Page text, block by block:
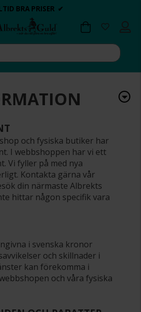
BRA PRISER ✔
DAGS ATT POPPA?
MED KLARNA ✔
BRA PRISER ✔
DAGS ATT POPPA?
och fysiska butiker har
I webbshoppen har vi ett
Vi fyller på med nya
Kontakta gärna vår
din närmaste Albrekts
hittar någon specifik vara
i svenska kronor
och skillnader i
kan förekomma i
och våra fysiska